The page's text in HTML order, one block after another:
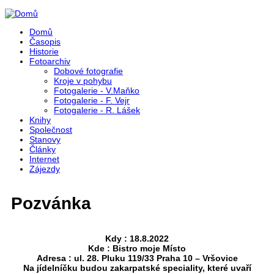
Přejít k hlavnímu obsahu
Domů
Časopis
Historie
Fotoarchiv
Dobové fotografie
Kroje v pohybu
Fotogalerie - V.Maňko
Fotogalerie - F. Vejr
Fotogalerie - R. Lášek
Knihy
Společnost
Stanovy
Články
Internet
Zájezdy
Pozvánka
Kdy : 18.8.2022
Kde : Bistro moje Místo
Adresa : ul. 28. Pluku 119/33 Praha 10 – Vršovice
Na jídelníčku budou zakarpatské speciality, které uvaří